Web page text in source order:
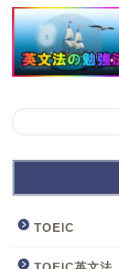
TOEIC